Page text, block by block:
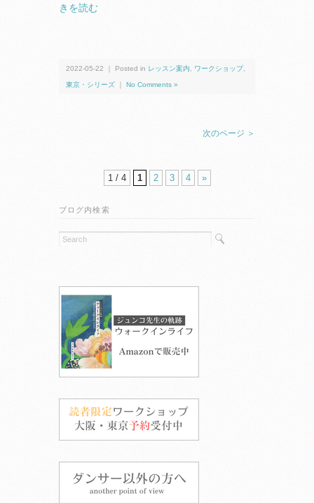
きを読む
2022-05-22 ｜ Posted in レッスン案内 ワークショップ,
東京・シリーズ No Comments »
次のページ ＞
1 / 4 1 2 3 4 »
ブログ内検索